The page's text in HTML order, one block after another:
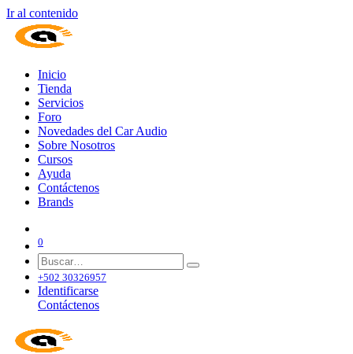
Ir al contenido
Inicio
Tienda
Servicios
Foro
Novedades del Car Audio
Sobre Nosotros
Cursos
Ayuda
Contáctenos
Brands
0
+502 30326957
Identificarse
Contáctenos